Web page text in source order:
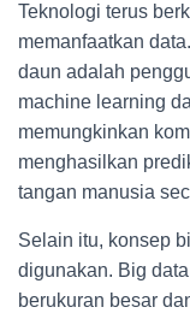
Teknologi terus
memanfaatkan
daun adalah
machine learning
memungkinkan
menghasilkan
tangan manusia
Selain itu, konsep
digunakan. Big
berukuran besar